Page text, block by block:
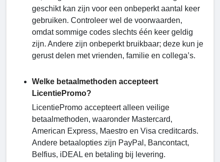
geschikt kan zijn voor een onbeperkt aantal keer
gebruiken. Controleer wel de voorwaarden,
omdat sommige codes slechts één keer geldig
zijn. Andere zijn onbeperkt bruikbaar; deze kun je
gerust delen met vrienden, familie en collega’s.
Welke betaalmethoden accepteert
LicentiePromo?
LicentiePromo accepteert alleen veilige
betaalmethoden, waaronder Mastercard,
American Express, Maestro en Visa creditcards.
Andere betaalopties zijn PayPal, Bancontact,
Belfius, iDEAL en betaling bij levering.